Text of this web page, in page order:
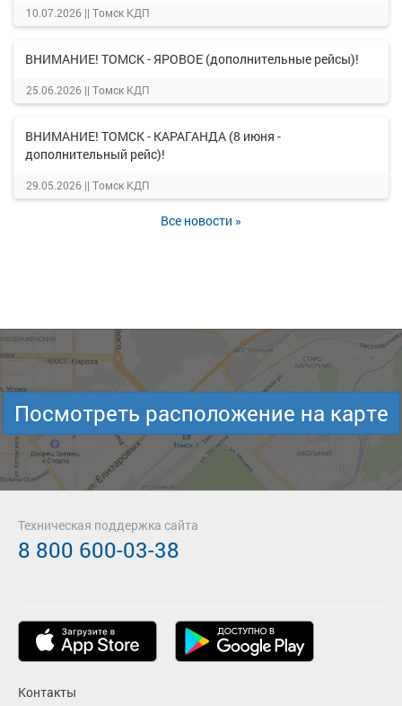
10.07.2026 || Томск КДП
ВНИМАНИЕ! ТОМСК - ЯРОВОЕ (дополнительные рейсы)!
25.06.2026 || Томск КДП
ВНИМАНИЕ! ТОМСК - КАРАГАНДА (8 июня -
дополнительный рейс)!
29.05.2026 || Томск КДП
Все новости »
Посмотреть расположение на карте
Контакты
Техническая поддержка сайта
8 800 600-03-38